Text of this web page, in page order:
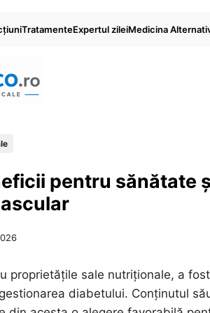
TratamenteExpertul zileiMedicina
pentru sănătate
proprietățile sale nutriționale, a
diabetului. Conținutul